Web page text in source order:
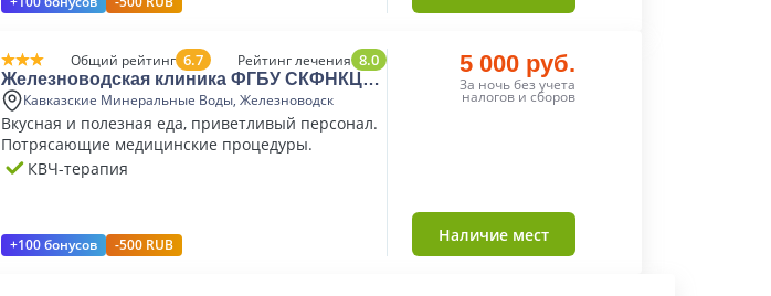
Общий рейтинг 6.7 Рейтинг лечения 8.0
Железноводская клиника ФГБУ СКФНКЦ
ФМБА
Кавказские Минеральные Воды, Железноводск
Вкусная и полезная еда, приветливый персонал.
Потрясающие медицинские процедуры.
КВЧ-терапия
+100 бонусов -500 RUB
5 000 руб.
За ночь без учета
налогов и сборов
Наличие мест